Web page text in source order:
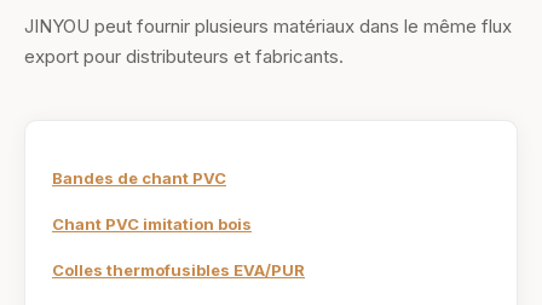
JINYOU peut fournir plusieurs matériaux dans le même flux
export pour distributeurs et fabricants.
Bandes de chant PVC
Chant PVC imitation bois
Colles thermofusibles EVA/PUR